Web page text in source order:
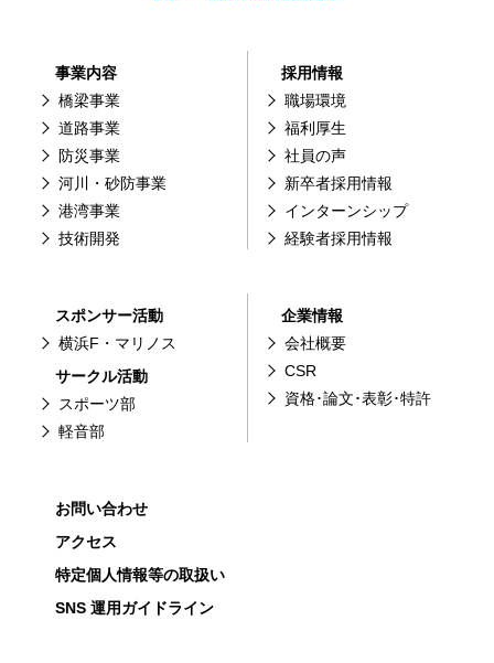
事業内容
橋梁事業
道路事業
防災事業
河川・砂防事業
港湾事業
技術開発
採用情報
職場環境
福利厚生
社員の声
新卒者採用情報
インターンシップ
経験者採用情報
スポンサー活動
横浜F・マリノス
サークル活動
スポーツ部
軽音部
企業情報
会社概要
CSR
資格･論文･表彰･特許
お問い合わせ
アクセス
特定個人情報等の取扱い
SNS 運用ガイドライン